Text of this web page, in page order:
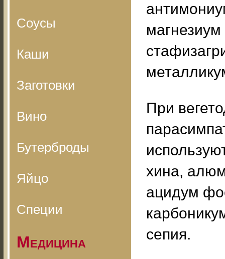
Соусы
Каши
Заготовки
Вино
Бутерброды
Яйцо
Специи
Медицина
При
хина,
ацидум
сепия.